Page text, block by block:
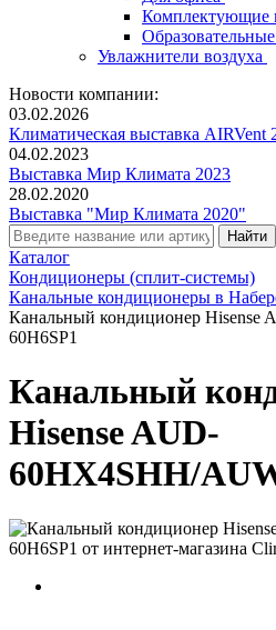
Комплектующие
Увлажнители воздуха
Новости компании:
03.02.2026
Климатическая выставка AIRVent
04.02.2023
Выставка Мир Климата 2023
28.02.2020
Выставка "Мир Климата 2020"
Каталог
Кондиционеры (сплит-системы)
Канальные кондиционеры в
Канальный кондиционер Hisense
60H6SP1
Канальный
Hisense AUD-
60HX4SHH/